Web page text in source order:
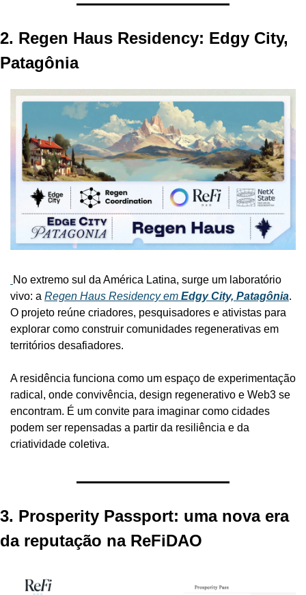
2. Regen Haus Residency: Edgy City,
Patagônia
No extremo sul da América Latina, surge um laboratório
vivo: a Regen Haus Residency em Edgy City, Patagônia.
O projeto reúne criadores, pesquisadores e ativistas para
explorar como construir comunidades regenerativas em
territórios desafiadores.
A residência funciona como um espaço de experimentação
radical, onde convivência, design regenerativo e Web3 se
encontram. É um convite para imaginar como cidades
podem ser repensadas a partir da resiliência e da
criatividade coletiva.
3. Prosperity Passport: uma nova era
da reputação na ReFiDAO